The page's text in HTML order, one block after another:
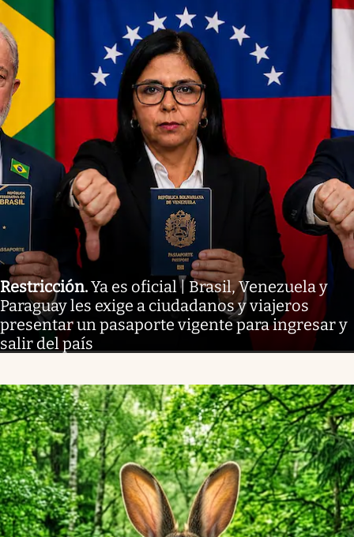
Restricción.Ya es oficial | Brasil, Venezuela y
Paraguay les exige a ciudadanos y viajeros
presentar un pasaporte vigente para ingresar y
salir del país